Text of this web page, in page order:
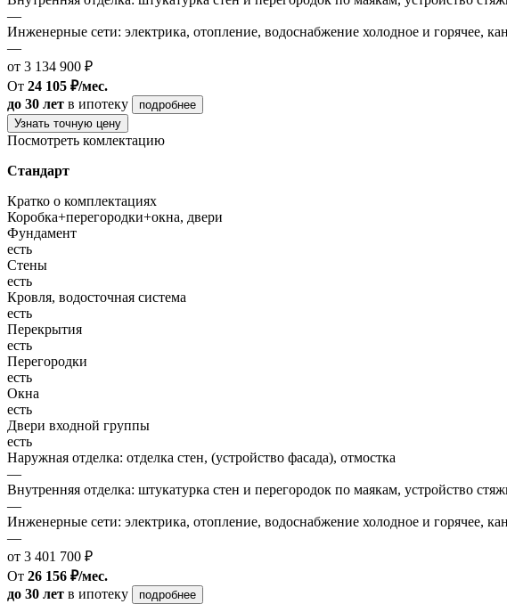
—
Инженерные сети: электрика, отопление, водоснабжение холодное и горячее,
—
от 3 134 900 ₽
От 24 105 ₽/мес.
до 30 лет в ипотеку
подробнее
Узнать точную цену
Посмотреть комлектацию
Стандарт
Кратко о комплектациях
Коробка+перегородки+окна, двери
Фундамент
есть
Стены
есть
Кровля, водосточная система
есть
Перекрытия
есть
Перегородки
есть
Окна
есть
Двери входной группы
есть
Наружная отделка: отделка стен, (устройство фасада), отмостка
—
Внутренняя отделка: штукатурка стен и перегородок по маякам, устройство
—
Инженерные сети: электрика, отопление, водоснабжение холодное и горячее,
—
от 3 401 700 ₽
От 26 156 ₽/мес.
до 30 лет в ипотеку
подробнее